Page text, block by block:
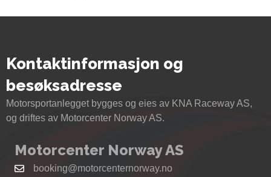
Kontaktinformasjon og
besøksadresse
Motorsportanlegget bygges og eies av KNA Raceway AS,
og driftes av Motorcenter Norway AS.
Motorcenter Norway AS
booking@motorcenternorway.no